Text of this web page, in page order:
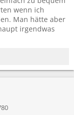
wenn ich
Man hätte aber
irgendwas